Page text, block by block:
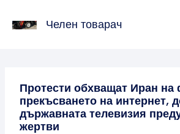
Челен товарач
Протести обхващат Иран на
прекъсването на интернет,
държавната телевизия
жертви